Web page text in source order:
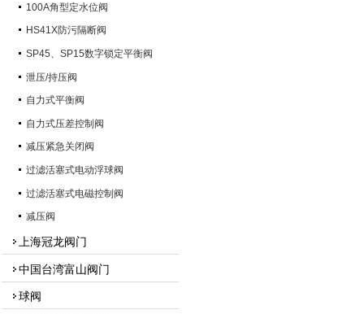
100A角型定水位阀
HS41X防污隔断阀
SP45、SP15数字锁定平衡阀
泄压/持压阀
自力式平衡阀
自力式压差控制阀
减压紧急关闭阀
过滤活塞式电动浮球阀
过滤活塞式电磁控制阀
减压阀
上海冠龙阀门
中国台湾富山阀门
球阀